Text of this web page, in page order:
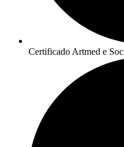
Certificado Artmed e